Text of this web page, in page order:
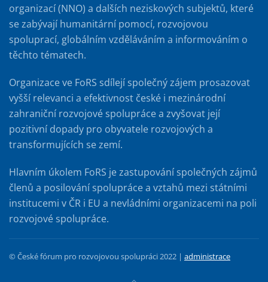
organizací (NNO) a dalších neziskových subjektů, které
se zabývají humanitární pomocí, rozvojovou
spoluprací, globálním vzděláváním a informováním o
těchto tématech.
Organizace ve FoRS sdílejí společný zájem prosazovat
vyšší relevanci a efektivnost české i mezinárodní
zahraniční rozvojové spolupráce a zvyšovat její
pozitivní dopady pro obyvatele rozvojových a
transformujících se zemí.
Hlavním úkolem FoRS je zastupování společných zájmů
členů a posilování spolupráce a vztahů mezi státními
institucemi v ČR i EU a nevládními organizacemi na poli
rozvojové spolupráce.
© České fórum pro rozvojovou spolupráci 2022 | administrace